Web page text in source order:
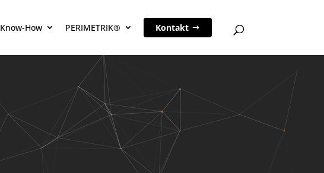
Know-How PERIMETRIK® Kontakt